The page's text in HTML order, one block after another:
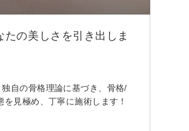
の美しさを引き出しま
自の骨格理論に基づき、骨格/
見極め、丁寧に施術します！